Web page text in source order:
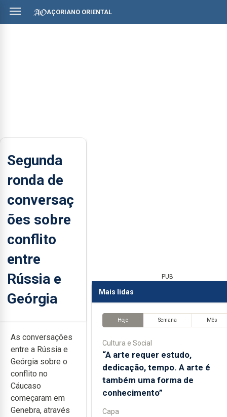
AÇORIANO ORIENTAL
Segunda
ronda de
conversaç
ões sobre
conflito
entre
Rússia e
Geórgia
As conversações
entre a Rússia e
Geórgia sobre o
conflito no
Cáucaso
começaram em
Genebra, através
PUB
Mais lidas
Hoje Semana Mês
Cultura e Social
“A arte requer estudo,
dedicação, tempo. A arte é
também uma forma de
conhecimento”
Capa